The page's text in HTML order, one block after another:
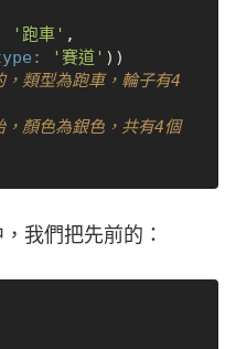
'跑車' ,
'賽道' ))
類型為跑車，輪子有4
顏色為銀色，共有4個
我們把先前的：